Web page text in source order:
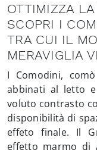
OTTIMIZZA
SCOPRI I
TRA CUI IL
MERAVIGLIA
I Comodini,
abbinati al letto
voluto contrasto
disponibilità di
effeto finale. Il
effetto marmo di